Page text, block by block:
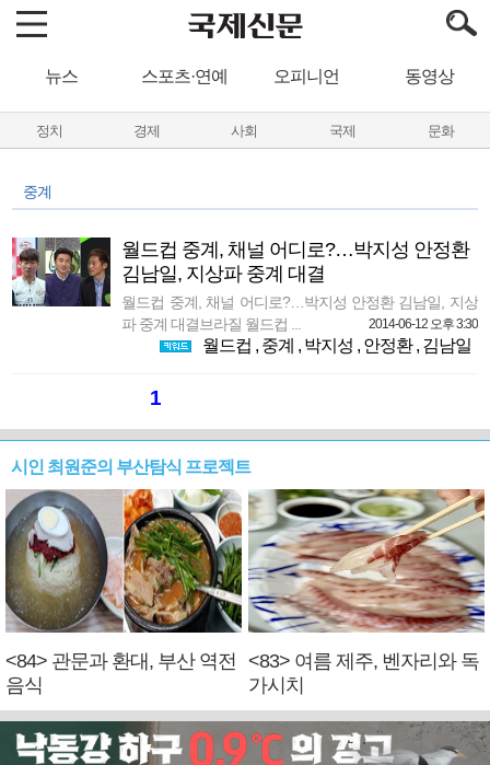
뉴스 스포츠·연예 오피니언 동영상
정치 경제 사회 국제 문화
중계
월드컵 중계, 채널 어디로?…박지성 안정환
김남일, 지상파 중계 대결
월드컵 중계, 채널 어디로?…박지성 안정환 김남일, 지상
파 중계 대결브라질 월드컵 ...
2014-06-12 오후 3:30
월드컵 , 중계 , 박지성 , 안정환, 김남일
1
시인 최원준의 부산탐식 프로젝트
<84> 관문과 환대, 부산 역전
음식
<83> 여름 제주, 벤자리와 독
가시치